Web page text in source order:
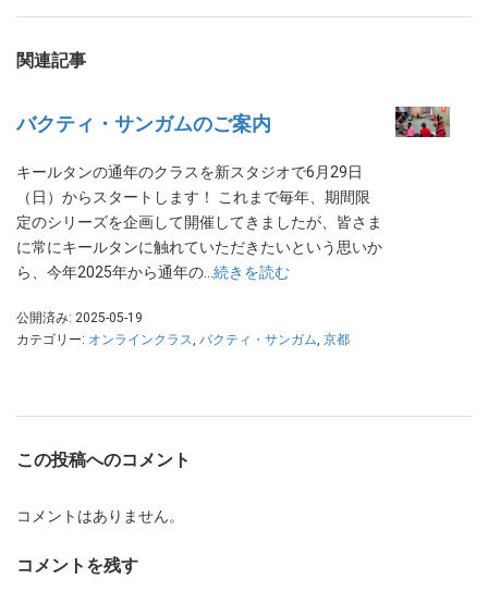
関連記事
バクティ・サンガムのご案内
キールタンの通年のクラスを新スタジオで6月29日
（日）からスタートします！ これまで毎年、期間限
定のシリーズを企画して開催してきましたが、皆さま
に常にキールタンに触れていただきたいという思いか
ら、今年2025年から通年の… 続きを読む
公開済み: 2025-05-19
カテゴリー: オンラインクラス, バクティ・サンガム, 京都
この投稿へのコメント
コメントはありません。
コメントを残す